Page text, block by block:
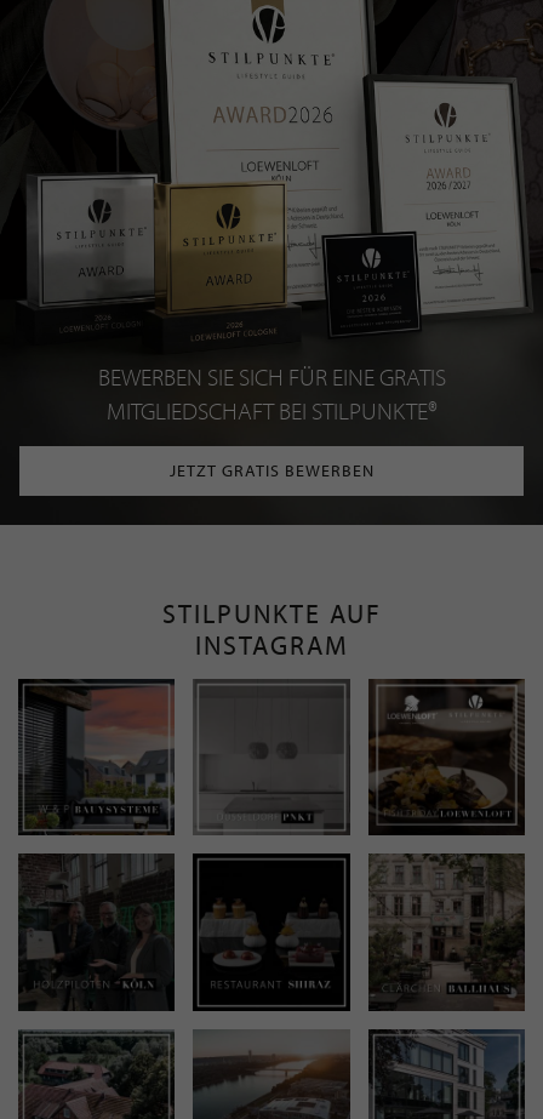
BEWERBEN SIE SICH FÜR EINE GRATIS
MITGLIEDSCHAFT BEI STILPUNKTE®
JETZT GRATIS BEWERBEN
STILPUNKTE AUF
INSTAGRAM